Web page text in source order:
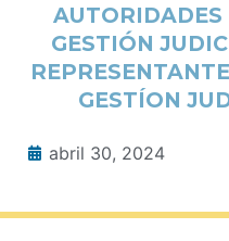
GESTIÓN
GESTÍON
abril 30, 2024